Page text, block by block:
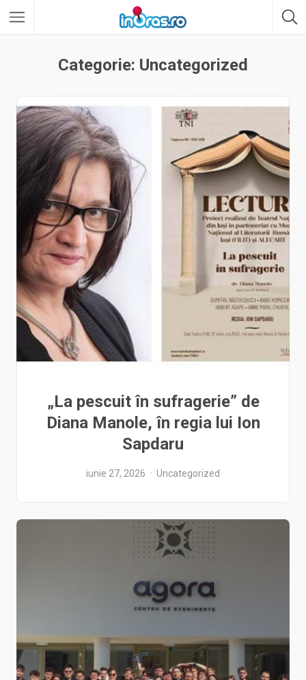
Categorie: Uncategorized
„La pescuit în sufragerie” de
Diana Manole, în regia lui Ion
Sapdaru
iunie 27, 2026 Uncategorized